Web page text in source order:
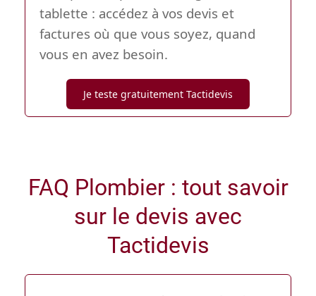
tablette : accédez à vos devis et
factures où que vous soyez, quand
vous en avez besoin.
Je teste gratuitement Tactidevis
FAQ Plombier : tout savoir
sur le devis avec
Tactidevis